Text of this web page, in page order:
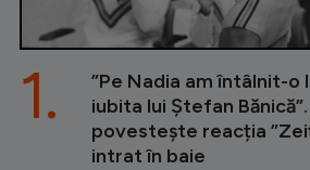
”Pe Nadia am întâlnit-o
iubita lui Ștefan
povestește reacția
intrat în baie
1.